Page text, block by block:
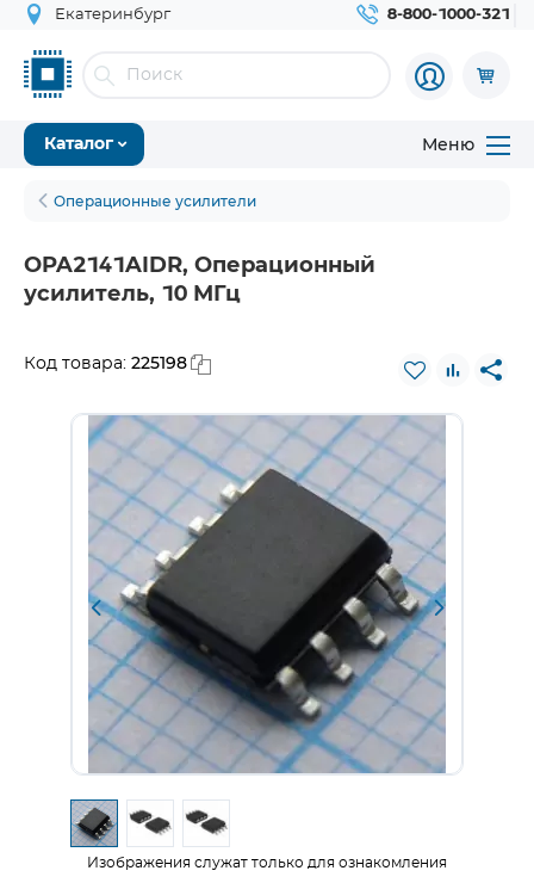
Екатеринбург 8-800-1000-321
Каталог Меню
Операционные усилители
OPA2141AIDR, Операционный
усилитель, 10 МГц
Код товара: 225198
Изображения служат только для ознакомления